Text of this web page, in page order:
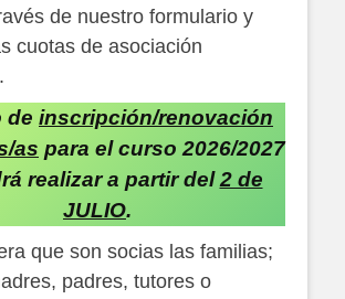
de nuestro formulario y
cuotas de asociación
de inscripción/renovación
as para el curso 2026/2027
realizar a partir del2 de
JULIO.
que son socias las familias;
padres, tutores o